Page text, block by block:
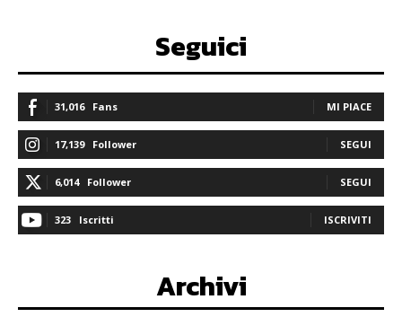
Seguici
31,016 Fans MI PIACE
17,139 Follower SEGUI
6,014 Follower SEGUI
323 Iscritti ISCRIVITI
Archivi